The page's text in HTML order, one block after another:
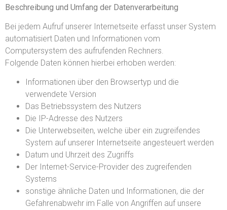
Beschreibung und Umfang der Datenverarbeitung
Bei jedem Aufruf unserer Internetseite erfasst unser System
automatisiert Daten und Informationen vom
Computersystem des aufrufenden Rechners.
Folgende Daten können hierbei erhoben werden:
Informationen über den Browsertyp und die
verwendete Version
Das Betriebssystem des Nutzers
Die IP-Adresse des Nutzers
Die Unterwebseiten, welche über ein zugreifendes
System auf unserer Internetseite angesteuert werden
Datum und Uhrzeit des Zugriffs
Der Internet-Service-Provider des zugreifenden
Systems
sonstige ähnliche Daten und Informationen, die der
Gefahrenabwehr im Falle von Angriffen auf unsere